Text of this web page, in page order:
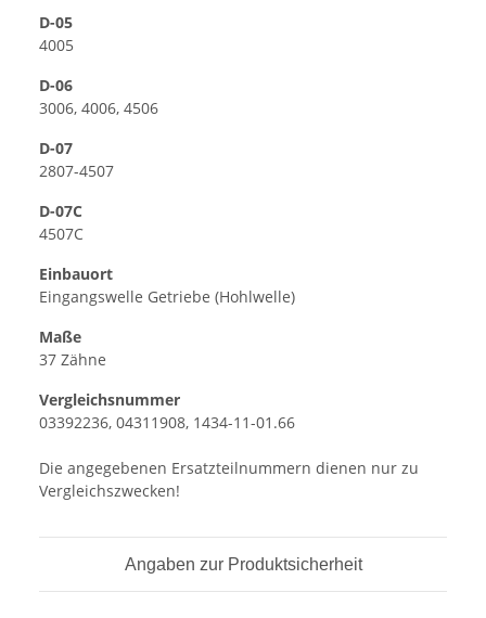
D-05
4005
D-06
3006, 4006, 4506
D-07
2807-4507
D-07C
4507C
Einbauort
Eingangswelle Getriebe (Hohlwelle)
Maße
37 Zähne
Vergleichsnummer
03392236, 04311908, 1434-11-01.66
Die angegebenen Ersatzteilnummern dienen nur zu
Vergleichszwecken!
Angaben zur Produktsicherheit